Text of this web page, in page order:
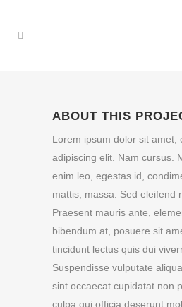
ABOUT THIS
Lorem ipsum dolor sit amet,
adipiscing elit. Nam cursus.
enim leo, egestas id,
mattis, massa. Sed eleifend
Praesent mauris ante,
bibendum at, posuere sit
tincidunt lectus quis dui
Suspendisse vulputate
sint occaecat cupidatat non
culpa qui officia deserunt